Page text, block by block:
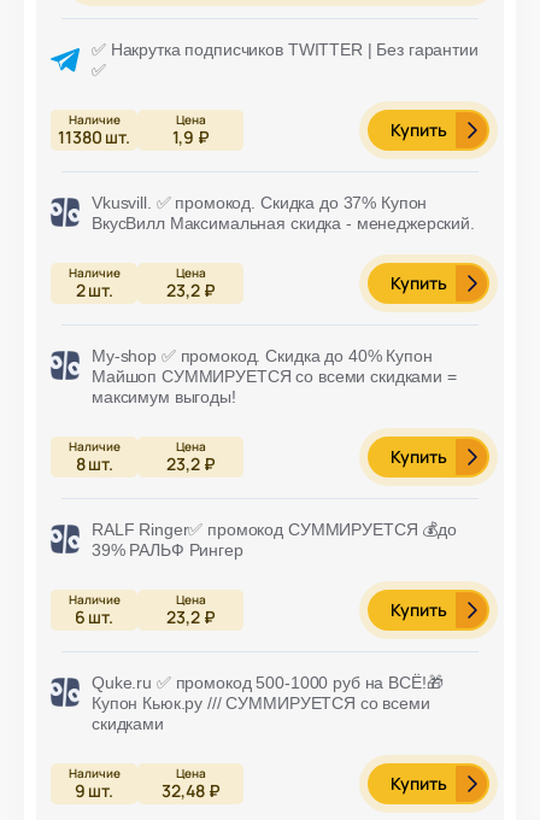
✅ Накрутка подписчиков TWITTER | Без гарантии
✅
11380 шт. 1,9 ₽ Купить
Vkusvill. ✅ промокод. Скидка до 37% Купон
ВкусВилл Максимальная скидка - менеджерский.
2шт. 23,2 ₽ Купить
My-shop ✅ промокод. Скидка до 40% Купон
Майшоп СУММИРУЕТСЯ со всеми скидками =
максимум выгоды!
8шт. 23,2 ₽ Купить
RALF Ringer✅ промокод СУММИРУЕТСЯ 💰до
39% РАЛЬФ Рингер
6 шт. 23,2 ₽ Купить
Quke.ru ✅ промокод 500-1000 руб на ВСЁ!🎁
Купон Кьюк.ру /// СУММИРУЕТСЯ со всеми
скидками
9 шт. 32,48 ₽ Купить